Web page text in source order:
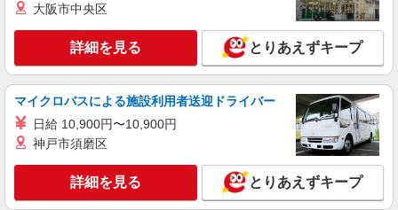
+゜・。○。・゜+゜・。○。・゜+゜ 入社祝い金10
ィブ支給(規定有) ★月2回払い・週払い可能（規程
有）★ ゜・。○。・゜+゜・。○。・゜+゜
愛知県稲沢市のY!mobileショップ
キープ 詳細を見る
紹介予定派遣
【softbank】の携帯販売スタッフ
時給1600円〜※別途インセンティブ、職能評
価制度あり ※残業代支給 ★交通費別途支給（規定
あり） ゜+゜・。○。・゜+゜・。○。・゜+゜ 入
社祝い金10万円支給(規定有) お友達を紹介頂くと,
愛知県稲沢市のsoftbankショップ
大阪市中央区
詳細を見る とりあえずキープ
マイクロバスによる施設利用者送迎ドライバー
日給 10,900円〜10,900円
神戸市須磨区
詳細を見る とりあえずキープ